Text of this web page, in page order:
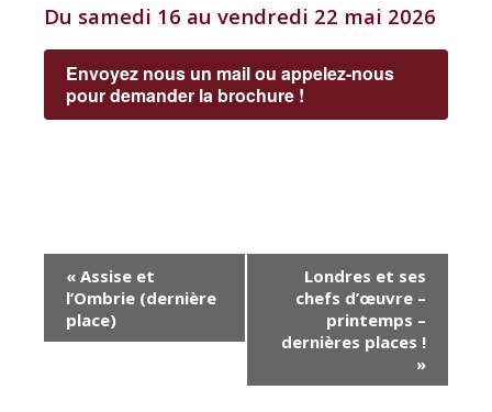
Du samedi 16 au vendredi 22 mai 2026
Envoyez nous un mail ou appelez-nous
pour demander la brochure !
Navigation
Évènement
« Assise et
l’Ombrie (dernière
place)
Londres et ses
chefs d’œuvre –
printemps –
dernières places !
»